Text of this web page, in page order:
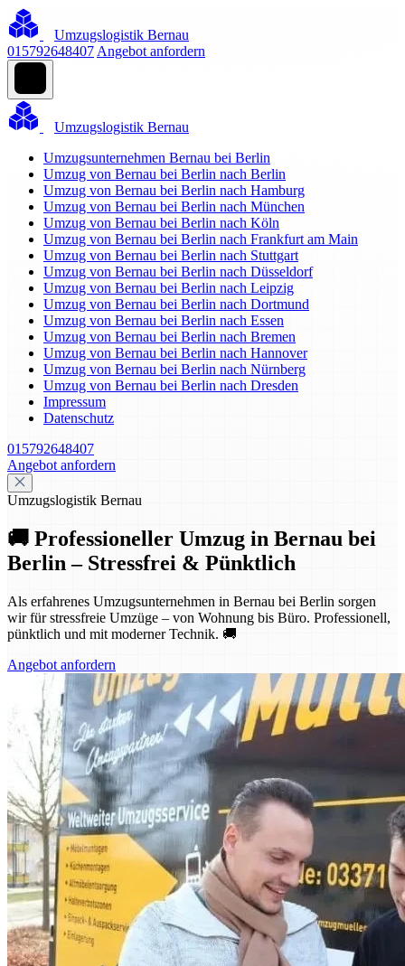
Umzugslogistik Bernau
015792648407 Angebot anfordern
Umzugslogistik Bernau
Umzugsunternehmen Bernau bei Berlin
Umzug von Bernau bei Berlin nach Berlin
Umzug von Bernau bei Berlin nach Hamburg
Umzug von Bernau bei Berlin nach München
Umzug von Bernau bei Berlin nach Köln
Umzug von Bernau bei Berlin nach Frankfurt am Main
Umzug von Bernau bei Berlin nach Stuttgart
Umzug von Bernau bei Berlin nach Düsseldorf
Umzug von Bernau bei Berlin nach Leipzig
Umzug von Bernau bei Berlin nach Dortmund
Umzug von Bernau bei Berlin nach Essen
Umzug von Bernau bei Berlin nach Bremen
Umzug von Bernau bei Berlin nach Hannover
Umzug von Bernau bei Berlin nach Nürnberg
Umzug von Bernau bei Berlin nach Dresden
Impressum
Datenschutz
015792648407
Angebot anfordern
Umzugslogistik Bernau
🚚 Professioneller Umzug in Bernau bei
Berlin – Stressfrei & Pünktlich
Als erfahrenes Umzugsunternehmen in Bernau bei Berlin sorgen
wir für stressfreie Umzüge – von Wohnung bis Büro. Professionell,
pünktlich und mit moderner Technik. 🚚
Angebot anfordern